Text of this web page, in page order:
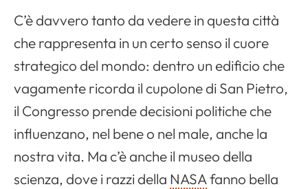
C’è davvero tanto da vedere in questa città
che rappresenta in un certo senso il cuore
strategico del mondo: dentro un edificio che
vagamente ricorda il cupolone di San Pietro,
il Congresso prende decisioni politiche che
influenzano, nel bene o nel male, anche la
nostra vita. Ma c’è anche il museo della
scienza, dove i razzi della NASAfanno bella